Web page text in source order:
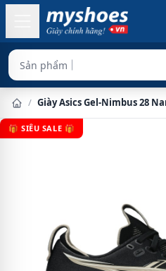
Sản phẩm chính hãng
/ Giày Asics Gel-Nimbus 28
🎁 SIÊU SALE 🎁